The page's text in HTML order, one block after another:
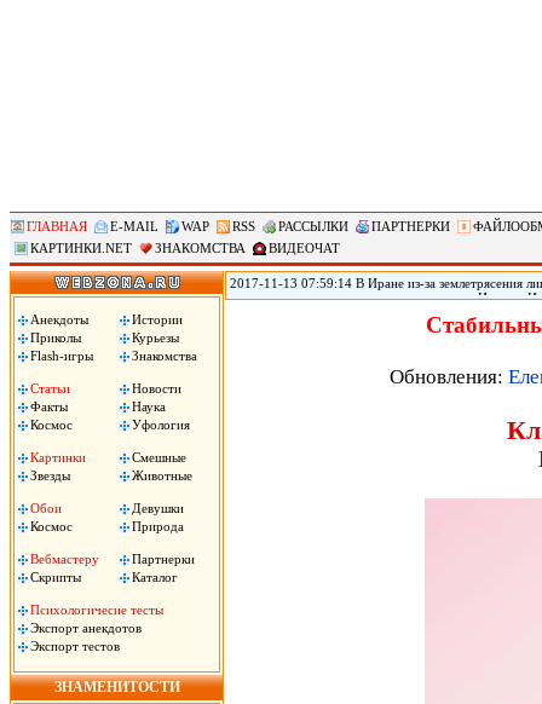
ГЛАВНАЯ E-MAIL WAP RSS РАССЫЛКИ ПАРТНЕРКИ
КАРТИНКИ.NET
ЗНАКОМСТВА ВИДЕОЧАТ
Анекдоты
Истории
Приколы
Курьезы
Flash-игры
Знакомства
Статьи
Новости
Факты
Наука
Космос
Уфология
Картинки
Смешные
Звезды
Животные
Обои
Девушки
Космос
Природа
Вебмастеру
Партнерки
Скрипты
Каталог
Психологичесие тесты
Экспорт анекдотов
Экспорт тестов
ЗНАМЕНИТОСТИ
2017-11-13 07:59:14 В Иране из-за землетрясения
произошедшего в воскресенье на границе Ирана с
вырасти, передает РИА «Новости».
Обновления: